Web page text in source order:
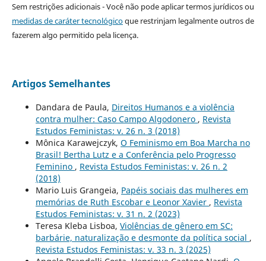
Sem restrições adicionais - Você não pode aplicar termos jurídicos ou
medidas de caráter tecnológicoque restrinjam legalmente outros de
fazerem algo permitido pela licença.
Artigos Semelhantes
Dandara de Paula, Direitos Humanos e a violência
contra mulher: Caso Campo Algodonero , Revista
Estudos Feministas: v. 26 n. 3 (2018)
Mônica Karawejczyk, O Feminismo em Boa Marcha no
Brasil! Bertha Lutz e a Conferência pelo Progresso
Feminino , Revista Estudos Feministas: v. 26 n. 2
(2018)
Mario Luis Grangeia, Papéis sociais das mulheres em
memórias de Ruth Escobar e Leonor Xavier , Revista
Estudos Feministas: v. 31 n. 2 (2023)
Teresa Kleba Lisboa, Violências de gênero em SC:
barbárie, naturalização e desmonte da política social ,
Revista Estudos Feministas: v. 33 n. 3 (2025)